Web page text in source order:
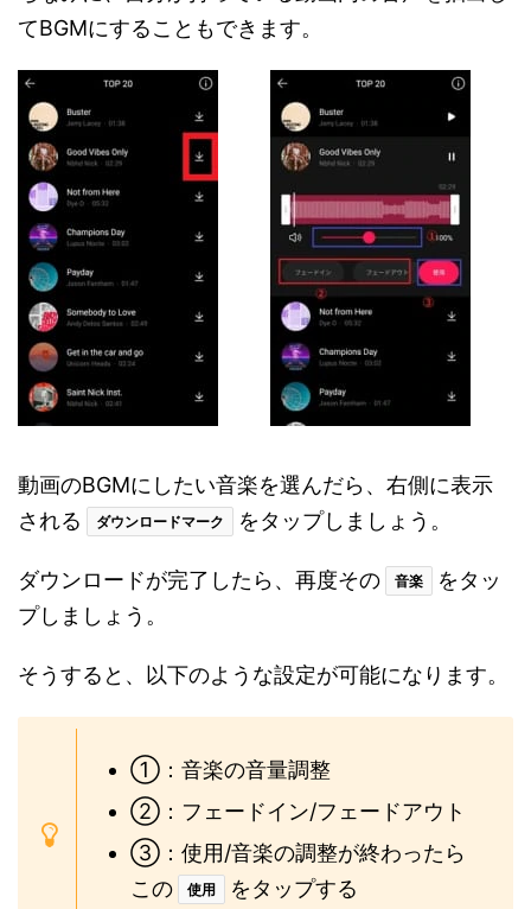
てBGMにすることもできます。
動画のBGMにしたい音楽を選んだら、右側に表示
される
ダウンロードマーク をタップしましょう。
ダウンロードが完了したら、再度その 音楽
をタッ
プしましょう。
そうすると、以下のような設定が可能になります。
①：音楽の音量調整
②：フェードイン/フェードアウト
③：使用/音楽の調整が終わったら
この
使用 をタップする